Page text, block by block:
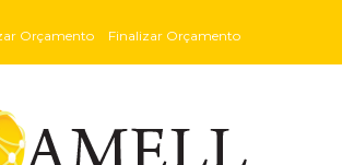
Orçamento Finalizar Orçamento